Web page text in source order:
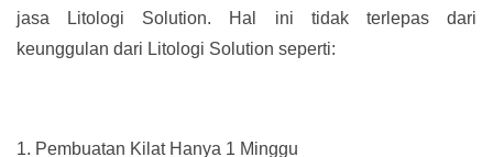
jasa Litologi Solution. Hal ini tidak terlepas dari
keunggulan dari Litologi Solution seperti:
1. Pembuatan Kilat Hanya 1 Minggu